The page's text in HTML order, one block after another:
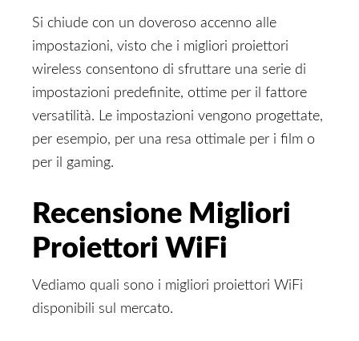
Si chiude con un doveroso accenno alle
impostazioni, visto che i migliori proiettori
wireless consentono di sfruttare una serie di
impostazioni predefinite, ottime per il fattore
versatilità. Le impostazioni vengono progettate,
per esempio, per una resa ottimale per i film o
per il gaming.
Recensione Migliori
Proiettori WiFi
Vediamo quali sono i migliori proiettori WiFi
disponibili sul mercato.